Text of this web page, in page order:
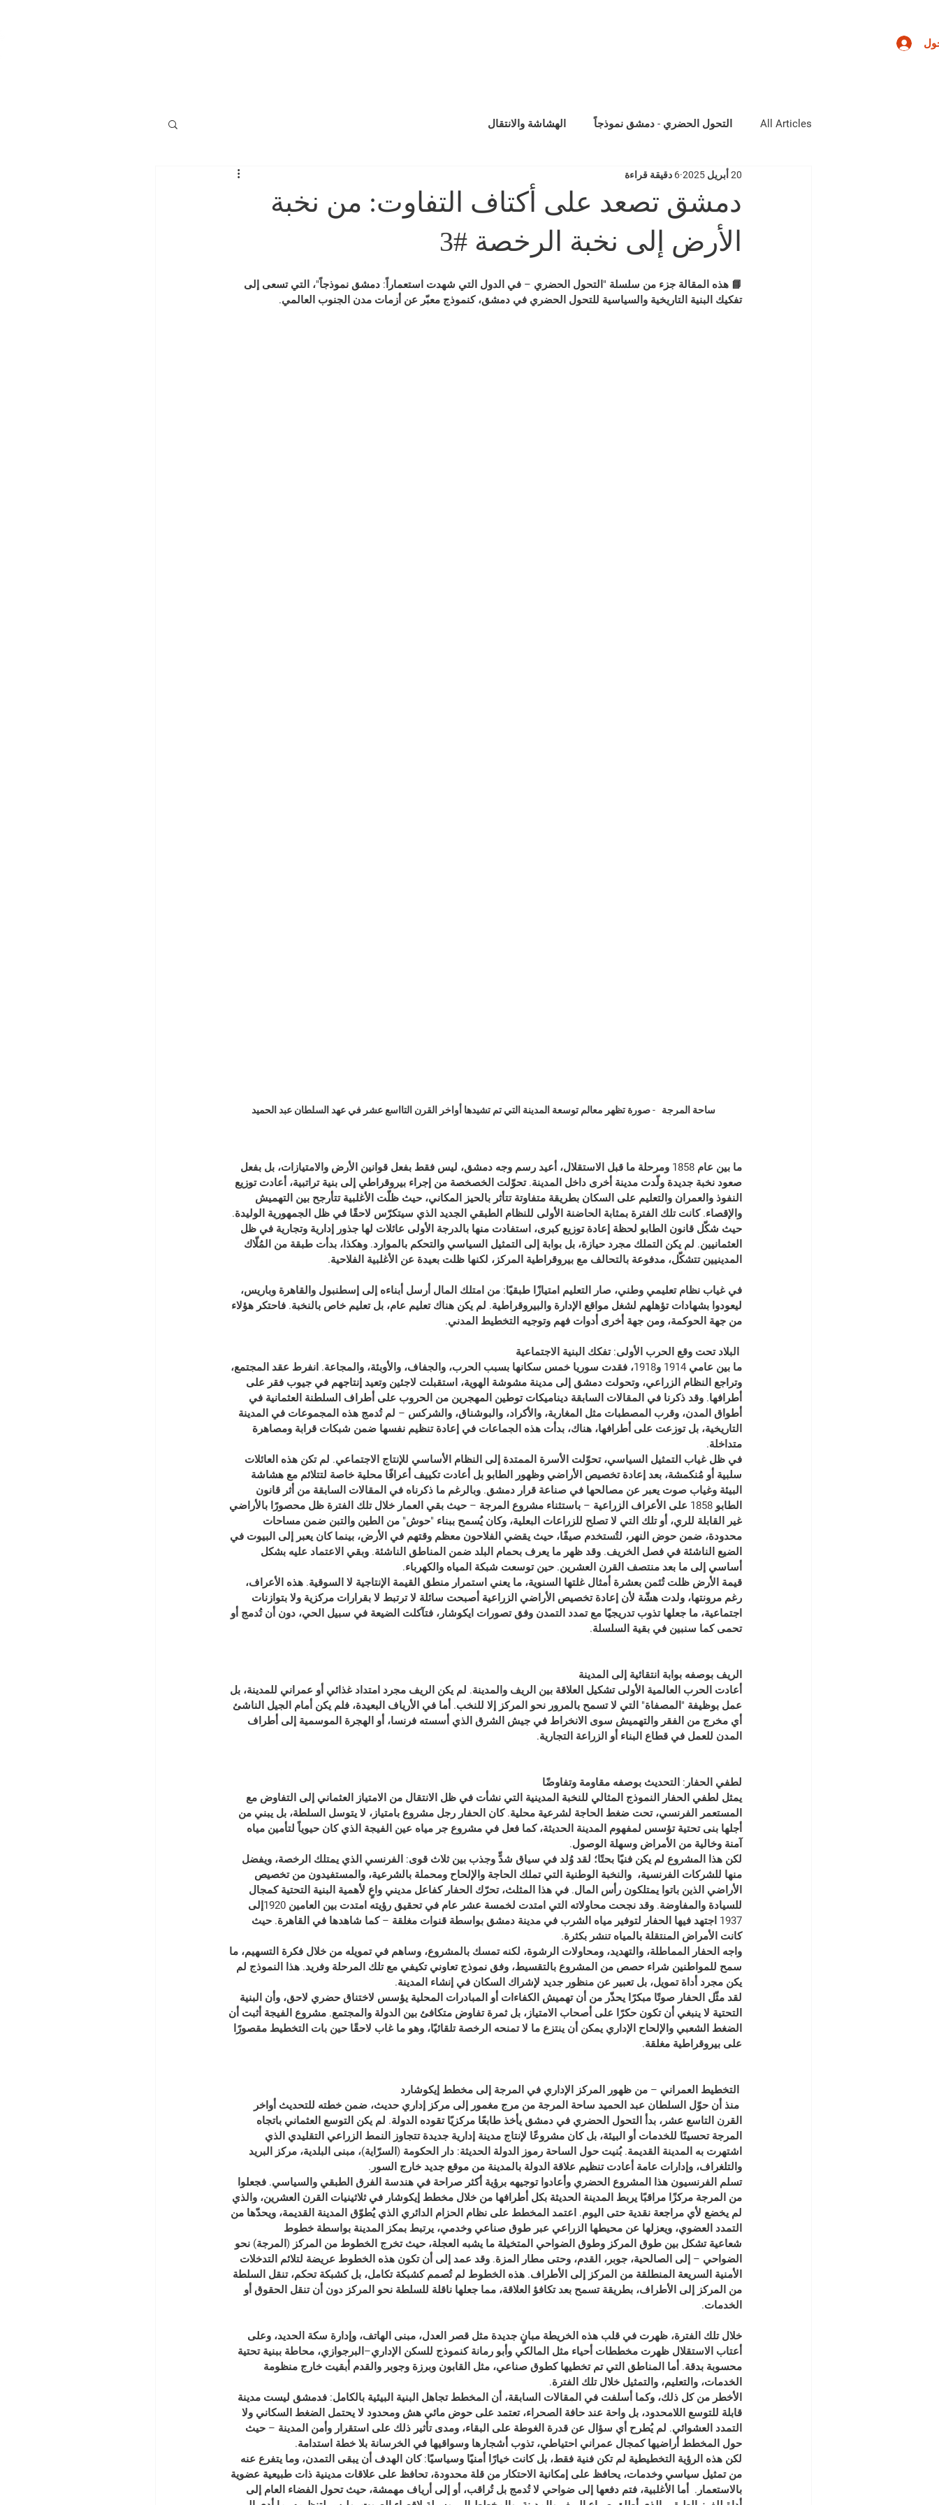
All Articles التحول الحضري - دمشق نموذجاً الهشاشة والانتقال
دمشق تصعد على أكتاف التفاوت: من نخبة
الأرض إلى نخبة الرخصة #3
20 أبريل 2025 6 دقيقة قراءة
📘 هذه المقالة جزء من سلسلة "التحول الحضري – في الدول التي شهدت استعماراً: دمشق نموذجاً"، التي تسعى إلى
تفكيك البنية التاريخية والسياسية للتحول الحضري في دمشق، كنموذج معبّر عن أزمات مدن الجنوب العالمي.
ساحة المرجة   - صورة تظهر معالم توسعة المدينة التي تم تشيدها أواخر القرن التااسع عشر في عهد السلطان عبد الحميد
ما بين عام 1858 ومرحلة ما قبل الاستقلال، أعيد رسم وجه دمشق، ليس فقط بفعل قوانين الأرض والامتيازات، بل بفعل
صعود نخبة جديدة ولّدت مدينة أخرى داخل المدينة. تحوّلت الخصخصة من إجراء بيروقراطي إلى بنية تراتبية، أعادت توزيع
النفوذ والعمران والتعليم على السكان بطريقة متفاوتة تتأثر بالحيز المكاني، حيث ظلّت الأغلبية تتأرجح بين التهميش
والإقصاء. كانت تلك الفترة بمثابة الحاضنة الأولى للنظام الطبقي الجديد الذي سيتكرّس لاحقًا في ظل الجمهورية الوليدة.
حيث شكّل قانون الطابو لحظة إعادة توزيع كبرى، استفادت منها بالدرجة الأولى عائلات لها جذور إدارية وتجارية في ظل
العثمانيين. لم يكن التملك مجرد حيازة، بل بوابة إلى التمثيل السياسي والتحكم بالموارد. وهكذا، بدأت طبقة من المُلّاك
المدينيين تتشكّل، مدفوعة بالتحالف مع بيروقراطية المركز، لكنها ظلت بعيدة عن الأغلبية الفلاحية.
في غياب نظام تعليمي وطني، صار التعليم امتيازًا طبقيًا: من امتلك المال أرسل أبناءه إلى إسطنبول والقاهرة وباريس،
ليعودوا بشهادات تؤهلهم لشغل مواقع الإدارة والبيروقراطية. لم يكن هناك تعليم عام، بل تعليم خاص بالنخبة. فاحتكر هؤلاء
من جهة الحوكمة، ومن جهة أخرى أدوات فهم وتوجيه التخطيط المدني.
البلاد تحت وقع الحرب الأولى: تفكك البنية الاجتماعية
ما بين عامي 1914 و1918، فقدت سوريا خمس سكانها بسبب الحرب، والجفاف، والأوبئة، والمجاعة. انفرط عقد المجتمع،
وتراجع النظام الزراعي، وتحولت دمشق إلى مدينة مشوشة الهوية، استقبلت لاجئين وتعيد إنتاجهم في جيوب فقر على
أطرافها. وقد ذكرنا في المقالات السابقة ديناميكات توطين المهجرين من الحروب على أطراف السلطنة العثمانية في
أطواق المدن، وقرب المصطبات مثل المغاربة، والأكراد، والبوشناق، والشركس – لم تُدمج هذه المجموعات في المدينة
التاريخية، بل توزعت على أطرافها، هناك، بدأت هذه الجماعات في إعادة تنظيم نفسها ضمن شبكات قرابة ومصاهرة
متداخلة.
في ظل غياب التمثيل السياسي، تحوّلت الأسرة الممتدة إلى النظام الأساسي للإنتاج الاجتماعي. لم تكن هذه العائلات
سلبية أو مُنكمشة، بعد إعادة تخصيص الأراضي وظهور الطابو بل أعادت تكييف أعرافًا محلية خاصة لتتلائم مع هشاشة
البيئة وغياب صوت يعبر عن مصالحها في صناعة قرار دمشق. وبالرغم ما ذكرناه في المقالات السابقة من أثر قانون
الطابو 1858 على الأعراف الزراعية – باستثناء مشروع المرجة – حيث بقي العمار خلال تلك الفترة ظل محصورًا بالأراضي
غير القابلة للري، أو تلك التي لا تصلح للزراعات البعلية، وكان يُسمح ببناء "حوش" من الطين والتبن ضمن مساحات
محدودة، ضمن حوض النهر، لتُستخدم صيفًا، حيث يقضي الفلاحون معظم وقتهم في الأرض، بينما كان يعبر إلى البيوت في
الضيع الناشئة في فصل الخريف. وقد ظهر ما يعرف بحمام البلد ضمن المناطق الناشئة. وبقي الاعتماد عليه بشكل
أساسي إلى ما بعد منتصف القرن العشرين. حين توسعت شبكة المياه والكهرباء.
قيمة الأرض ظلت تُثمن بعشرة أمثال غلتها السنوية، ما يعني استمرار منطق القيمة الإنتاجية لا السوقية. هذه الأعراف،
رغم مرونتها، ولدت هشّة لأن إعادة تخصيص الأراضي الزراعية أصبحت سائلة لا ترتبط لا بقرارات مركزية ولا بتوازنات
اجتماعية، ما جعلها تذوب تدريجيًا مع تمدد التمدن وفق تصورات ايكوشار، فتآكلت الضيعة في سبيل الحي، دون أن تُدمج أو
تحمى كما سنبين في بقية السلسلة.
الريف بوصفه بوابة انتقائية إلى المدينة
أعادت الحرب العالمية الأولى تشكيل العلاقة بين الريف والمدينة. لم يكن الريف مجرد امتداد غذائي أو عمراني للمدينة، بل
عمل بوظيفة "المصفاة" التي لا تسمح بالمرور نحو المركز إلا للنخب. أما في الأرياف البعيدة، فلم يكن أمام الجيل الناشئ
أي مخرج من الفقر والتهميش سوى الانخراط في جيش الشرق الذي أسسته فرنسا، أو الهجرة الموسمية إلى أطراف
المدن للعمل في قطاع البناء أو الزراعة التجارية.
لطفي الحفار: التحديث بوصفه مقاومة وتفاوضًا
يمثل لطفي الحفار النموذج المثالي للنخبة المدينية التي نشأت في ظل الانتقال من الامتياز العثماني إلى التفاوض مع
المستعمر الفرنسي، تحت ضغط الحاجة لشرعية محلية. كان الحفار رجل مشروع بامتياز، لا يتوسل السلطة، بل يبني من
أجلها بنى تحتية تؤسس لمفهوم المدينة الحديثة، كما فعل في مشروع جر مياه عين الفيجة الذي كان حيوياً لتأمين مياه
آمنة وخالية من الأمراض وسهلة الوصول.
لكن هذا المشروع لم يكن فنيًا بحتًا؛ لقد وُلد في سياق شدٍّ وجذب بين ثلاث قوى: الفرنسي الذي يمتلك الرخصة، ويفضل
منها للشركات الفرنسية،  والنخبة الوطنية التي تملك الحاجة والإلحاح ومحملة بالشرعية، والمستفيدون من تخصيص
الأراضي الذين باتوا يمتلكون رأس المال. في هذا المثلث، تحرّك الحفار كفاعل مديني واعٍ لأهمية البنية التحتية كمجال
للسيادة والمفاوضة. وقد نجحت محاولاته التي امتدت لخمسة عشر عام في تحقيق رؤيته امتدت بين العامين 1920إلى
1937 اجتهد فيها الحفار لتوفير مياه الشرب في مدينة دمشق بواسطة قنوات مغلقة – كما شاهدها في القاهرة. حيث
كانت الأمراض المنتقلة بالمياه تنشر بكثرة.
واجه الحفار المماطلة، والتهديد، ومحاولات الرشوة، لكنه تمسك بالمشروع، وساهم في تمويله من خلال فكرة التسهيم، ما
سمح للمواطنين شراء حصص من المشروع بالتقسيط، وفق نموذج تعاوني تكيفي مع تلك المرحلة وفريد. هذا النموذج لم
يكن مجرد أداة تمويل، بل تعبير عن منظور جديد لإشراك السكان في إنشاء المدينة.
لقد مثّل الحفار صوتًا مبكرًا يحذّر من أن تهميش الكفاءات أو المبادرات المحلية يؤسس لاختناق حضري لاحق، وأن البنية
التحتية لا ينبغي أن تكون حكرًا على أصحاب الامتياز، بل ثمرة تفاوض متكافئ بين الدولة والمجتمع. مشروع الفيجة أثبت أن
الضغط الشعبي والإلحاح الإداري يمكن أن ينتزع ما لا تمنحه الرخصة تلقائيًا، وهو ما غاب لاحقًا حين بات التخطيط مقصورًا
على بيروقراطية مغلقة.
التخطيط العمراني – من ظهور المركز الإداري في المرجة إلى مخطط إيكوشارد
منذ أن حوّل السلطان عبد الحميد ساحة المرجة من مرج مغمور إلى مركز إداري حديث، ضمن خطته للتحديث أواخر
القرن التاسع عشر، بدأ التحول الحضري في دمشق يأخذ طابعًا مركزيًا تقوده الدولة. لم يكن التوسع العثماني باتجاه
المرجة تحسينًا للخدمات أو البيئة، بل كان مشروعًا لإنتاج مدينة إدارية جديدة تتجاوز النمط الزراعي التقليدي الذي
اشتهرت به المدينة القديمة. بُنيت حول الساحة رموز الدولة الحديثة: دار الحكومة (السرّاية)، مبنى البلدية، مركز البريد
والتلغراف، وإدارات عامة أعادت تنظيم علاقة الدولة بالمدينة من موقع جديد خارج السور.
تسلم الفرنسيون هذا المشروع الحضري وأعادوا توجيهه برؤية أكثر صراحة في هندسة الفرق الطبقي والسياسي. فجعلوا
من المرجة مركزًا مراقبًا يربط المدينة الحديثة بكل أطرافها من خلال مخطط إيكوشار في ثلاثينيات القرن العشرين، والذي
لم يخضع لأي مراجعة نقدية حتى اليوم. اعتمد المخطط على نظام الحزام الدائري الذي يُطوّق المدينة القديمة، ويحدّها من
التمدد العضوي، ويعزلها عن محيطها الزراعي عبر طوق صناعي وخدمي، يرتبط بمكز المدينة بواسطة خطوط
شعاعية تشكل بين طوق المركز وطوق الضواحي المتخيلة ما يشبه العجلة، حيث تخرج الخطوط من المركز (المرجة) نحو
الضواحي – إلى الصالحية، جوبر، القدم، وحتى مطار المزة. وقد عمد إلى أن تكون هذه الخطوط عريضة لتلائم التدخلات
الأمنية السريعة المنطلقة من المركز إلى الأطراف. هذه الخطوط لم تُصمم كشبكة تكامل، بل كشبكة تحكم، تنقل السلطة
من المركز إلى الأطراف، بطريقة تسمح بعد تكافؤ العلاقة، مما جعلها ناقلة للسلطة نحو المركز دون أن تنقل الحقوق أو
الخدمات.
خلال تلك الفترة، ظهرت في قلب هذه الخريطة مبانٍ جديدة مثل قصر العدل، مبنى الهاتف، وإدارة سكة الحديد، وعلى
أعتاب الاستقلال ظهرت مخططات أحياء مثل المالكي وأبو رمانة كنموذج للسكن الإداري–البرجوازي، محاطة ببنية تحتية
محسوبة بدقة. أما المناطق التي تم تخطيها كطوق صناعي، مثل القابون وبرزة وجوبر والقدم أبقيت خارج منظومة
الخدمات، والتعليم، والتمثيل خلال تلك الفترة.
الأخطر من كل ذلك، وكما أسلفت في المقالات السابقة، أن المخطط تجاهل البنية البيئية بالكامل: فدمشق ليست مدينة
قابلة للتوسع اللامحدود، بل واحة عند حافة الصحراء، تعتمد على حوض مائي هش ومحدود لا يحتمل الضغط السكاني ولا
التمدد العشوائي. لم يُطرح أي سؤال عن قدرة الغوطة على البقاء، ومدى تأثير ذلك على استقرار وأمن المدينة – حيث
حول المخطط أراضيها كمجال عمراني احتياطي، تذوب أشجارها وسواقيها في الخرسانة بلا خطة استدامة.
لكن هذه الرؤية التخطيطية لم تكن فنية فقط، بل كانت خيارًا أمنيًا وسياسيًا: كان الهدف أن يبقى التمدن، وما يتفرع عنه
من تمثيل سياسي وخدمات، يحافظ على إمكانية الاحتكار من قلة محدودة، تحافظ على علاقات مدينية ذات طبيعية عضوية
بالاستعمار.  أما الأغلبية، فتم دفعها إلى ضواحي لا تُدمج بل تُراقب، أو إلى أرياف مهمشة، حيث تحول الفضاء العام إلى